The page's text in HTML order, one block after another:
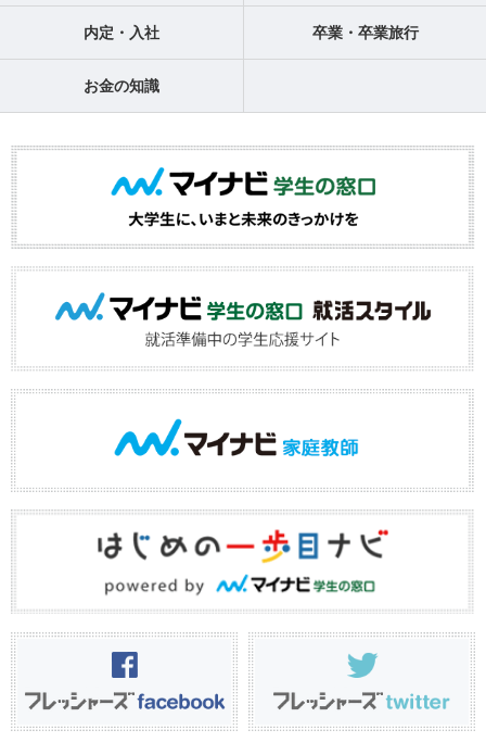
内定・入社 卒業・卒業旅行
お金の知識